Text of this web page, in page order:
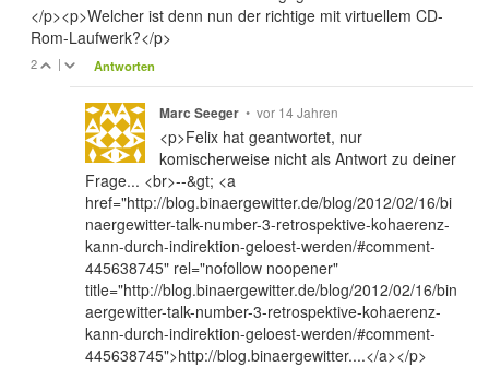
</p><p>Welcher ist denn nun der richtige mit virtuellem CD-
Rom-Laufwerk?</p>
2 | Antworten
Marc Seeger • vor 14 Jahren
<p>Felix hat geantwortet, nur
komischerweise nicht als Antwort zu deiner
Frage... <br>--&gt; <a
href="http://blog.binaergewitter.de/blog/2012/02/16/bi
naergewitter-talk-number-3-retrospektive-kohaerenz-
kann-durch-indirektion-geloest-werden/#comment-
445638745" rel="nofollow noopener"
title="http://blog.binaergewitter.de/blog/2012/02/16/bin
aergewitter-talk-number-3-retrospektive-kohaerenz-
kann-durch-indirektion-geloest-werden/#comment-
445638745">http://blog.binaergewitter....</a></p>